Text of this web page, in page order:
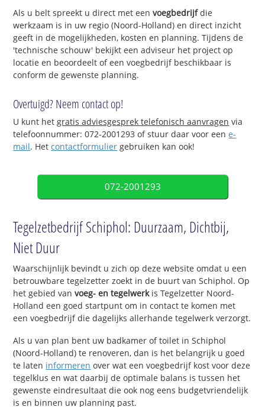
Als u belt spreekt u direct met eenvoegbedrijfdie
werkzaam is in uw regio (Noord-Holland) en direct inzicht
geeft in de mogelijkheden, kosten en planning. Tijdens de
'technische schouw' bekijkt een adviseur het project op
locatie en beoordeelt of een voegbedrijf beschikbaar is
conform de gewenste planning.
Overtuigd? Neem contact op!
U kunt hetgratis adviesgesprek telefonisch aanvragen via
telefoonnummer: 072-2001293 of stuur daar voor eene-
mail. Hetcontactformulier gebruiken kan ook!
072-2001293
Tegelzetbedrijf Schiphol: Duurzaam, Dichtbij,
Niet Duur
Waarschijnlijk bevindt u zich op deze website omdat u een
betrouwbare tegelzetter zoekt in de buurt van Schiphol. Op
het gebied van voeg- en tegelwerkis Tegelzetter Noord-
Holland een goed startpunt om in contact te komen met
een voegbedrijf die dagelijks allerhande tegelwerk verzorgt.
Als u van plan bent uw badkamer of toilet in Schiphol
(Noord-Holland) te renoveren, dan is het belangrijk u goed
te laten informeren over wat een voegbedrijf kost voor deze
tegelklus en wat daarbij de optimale balans is tussen het
gewenste eindresultaat die ook nog eens budgetvriendelijk
is en binnen uw planning past.